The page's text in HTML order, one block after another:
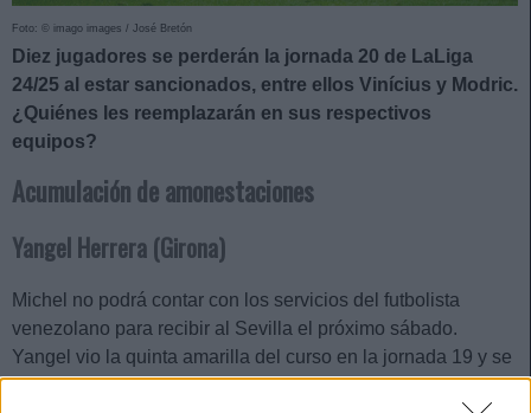
Foto: © imago images / José Bretón
Diez jugadores se perderán la jornada 20 de LaLiga
24/25 al estar sancionados, entre ellos Vinícius y Modric.
¿Quiénes les reemplazarán en sus respectivos
equipos?
Acumulación de amonestaciones
Yangel Herrera (Girona)
Michel no podrá contar con los servicios del futbolista
venezolano para recibir al Sevilla el próximo sábado.
Yangel vio la quinta amarilla del curso en la jornada 19 y se
perderá el duelo contra los hispalenses. Su baja puede ser